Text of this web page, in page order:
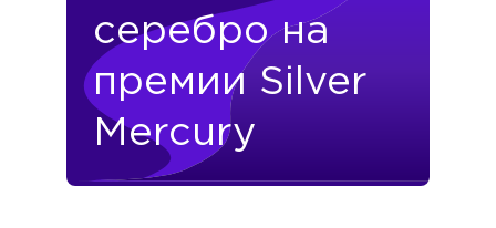
серебро на
премии Silver
Mercury